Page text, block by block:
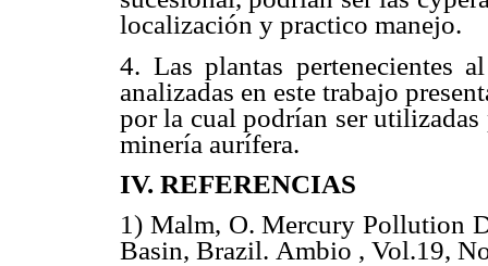
localización y practico manejo.
4. Las plantas pertenecientes
analizadas en este trabajo
por la cual podrían ser utilizadas
minería aurífera.
IV. REFERENCIAS
1) Malm, O. Mercury Pollution
Basin, Brazil. Ambio , Vol.19,